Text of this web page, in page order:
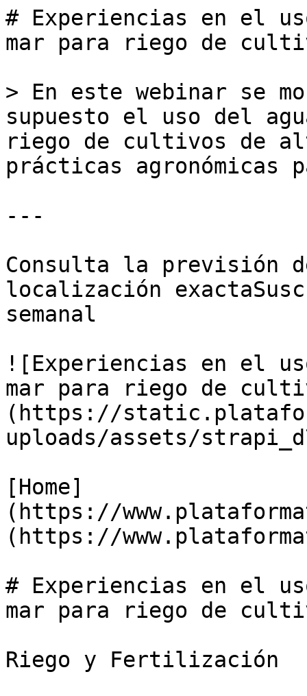
# Experiencias en el
mar para riego de
> En este webinar se
supuesto el uso del
riego de cultivos de
prácticas agronómicas
---
Consulta la previsión
localización
semanal
![Experiencias en el
mar para riego de
(https://
uploads/assets/
[Home]
(https://
(https://
# Experiencias en el
mar para riego de
Riego y Fertilización